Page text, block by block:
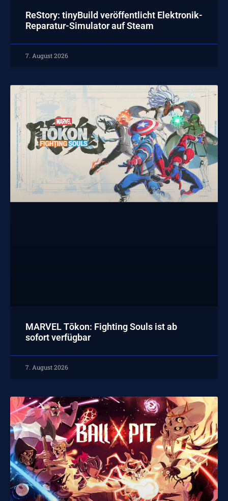
ReStory: tinyBuild veröffentlicht Elektronik-
Reparatur-Simulator auf Steam
7. August 2026
MARVEL Tōkon: Fighting Souls ist ab
sofort verfügbar
7. August 2026